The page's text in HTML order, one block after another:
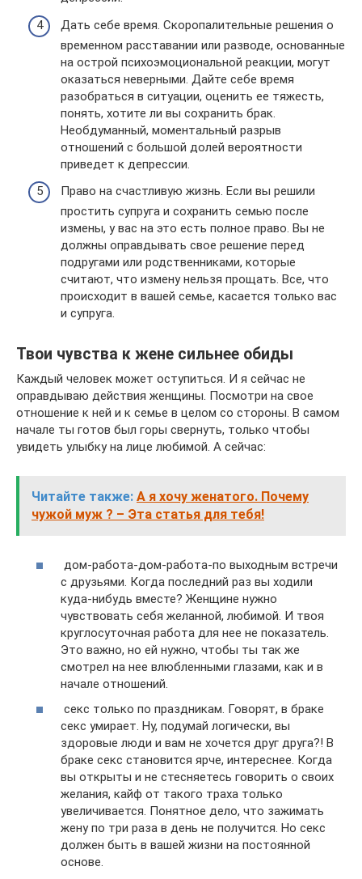
Дать себе время. Скоропалительные решения о
временном расставании или разводе, основанные
на острой психоэмоциональной реакции, могут
оказаться неверными. Дайте себе время
разобраться в ситуации, оценить ее тяжесть,
понять, хотите ли вы сохранить брак.
Необдуманный, моментальный разрыв
отношений с большой долей вероятности
приведет к депрессии.
Право на счастливую жизнь. Если вы решили
простить супруга и сохранить семью после
измены, у вас на это есть полное право. Вы не
должны оправдывать свое решение перед
подругами или родственниками, которые
считают, что измену нельзя прощать. Все, что
происходит в вашей семье, касается только вас
и супруга.
Твои чувства к жене сильнее обиды
Каждый человек может оступиться. И я сейчас не
оправдываю действия женщины. Посмотри на свое
отношение к ней и к семье в целом со стороны. В самом
начале ты готов был горы свернуть, только чтобы
увидеть улыбку на лице любимой. А сейчас:
Читайте также: А я хочу женатого. Почему
чужой муж ? – Эта статья для тебя!
дом-работа-дом-работа-по выходным встречи
с друзьями. Когда последний раз вы ходили
куда-нибудь вместе? Женщине нужно
чувствовать себя желанной, любимой. И твоя
круглосуточная работа для нее не показатель.
Это важно, но ей нужно, чтобы ты так же
смотрел на нее влюбленными глазами, как и в
начале отношений.
секс только по праздникам. Говорят, в браке
секс умирает. Ну, подумай логически, вы
здоровые люди и вам не хочется друг друга?! В
браке секс становится ярче, интереснее. Когда
вы открыты и не стесняетесь говорить о своих
желания, кайф от такого траха только
увеличивается. Понятное дело, что зажимать
жену по три раза в день не получится. Но секс
должен быть в вашей жизни на постоянной
основе.